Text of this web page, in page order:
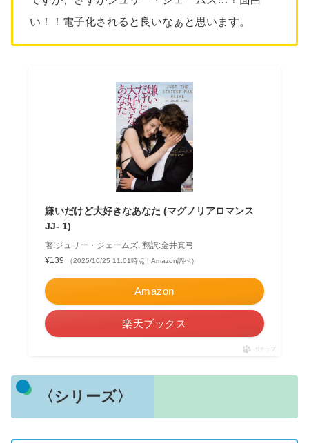
い！！電子化されると良いなぁと思います。
嫌いだけど大好きなあなた (マグノリアロマンス
JJ- 1)
著:ジュリー・ジェームズ, 翻訳:金井真弓
¥139
（2025/10/25 11:01時点 | Amazon調べ）
Amazon
楽天ブックス
ポチップ
〈シリーズ〉